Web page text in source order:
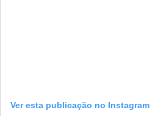
Ver esta publicação no Instagram